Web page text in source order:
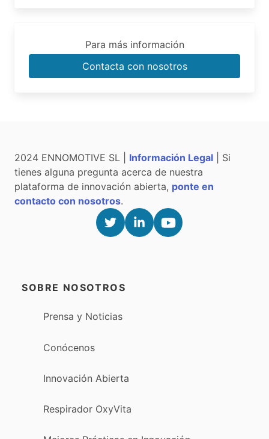
Para más información
Contacta con nosotros
2024 ENNOMOTIVE SL | Información Legal | Si
tienes alguna pregunta acerca de nuestra
plataforma de innovación abierta, ponte en
contacto con nosotros.
SOBRE NOSOTROS
Prensa y Noticias
Conócenos
Innovación Abierta
Respirador OxyVita